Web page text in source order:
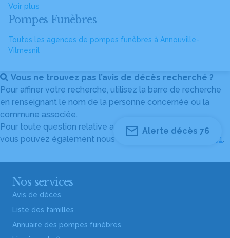
Voir plus
Pompes Funèbres
Toutes les agences de pompes funèbres à Annouville-
Vilmesnil
Vous ne trouvez pas l’avis de décès recherché ?
Pour affiner votre recherche, utilisez la barre de recherche
en renseignant le nom de la personne concernée ou la
commune associée.
Pour toute question relative au fonctionnement du site,
vous pouvez également nous contacter au
04 82 53 51 51.
Alerte décès 76
Nos services
Avis de décès
Liste des familles
Annuaire des pompes funèbres